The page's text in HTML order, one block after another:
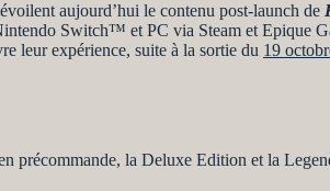
aujourd’hui le contenu post-launch de
Switch™ et PC via Steam et Epique
leur expérience, suite à la sortie du 19
précommande, la Deluxe Edition et la